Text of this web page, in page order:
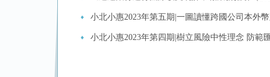
小北小惠2023年第五期|一圖讀懂跨國公司本外
小北小惠2023年第四期|樹立風險中性理念 防範